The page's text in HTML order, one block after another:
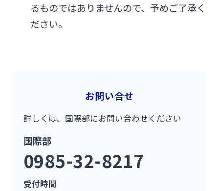
るものではありませんので、予めご了承く
ださい。
お問い合せ
詳しくは、国際部にお問い合わせください
国際部
0985-32-8217
受付時間